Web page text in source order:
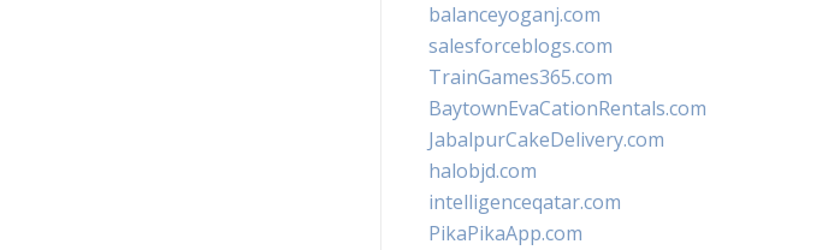
balanceyoganj.com
salesforceblogs.com
TrainGames365.com
BaytownEvaCationRentals.com
JabalpurCakeDelivery.com
halobjd.com
intelligenceqatar.com
PikaPikaApp.com